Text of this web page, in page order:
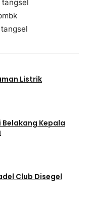
Listrik
Belakang Kepala
Club Disegel